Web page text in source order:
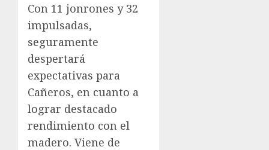
Con 11 jonrones y 32
impulsadas,
seguramente
despertará
expectativas para
Cañeros, en cuanto a
lograr destacado
rendimiento con el
madero. Viene de